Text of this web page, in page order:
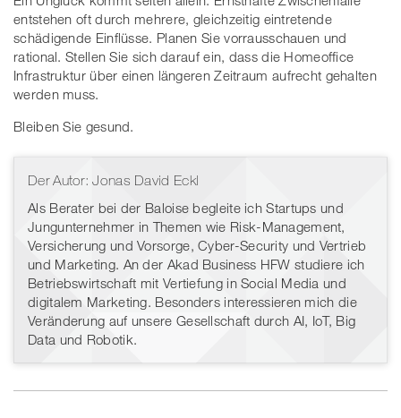
entstehen oft durch mehrere, gleichzeitig eintretende
schädigende Einflüsse. Planen Sie vorrausschauen und
rational. Stellen Sie sich darauf ein, dass die Homeoffice
Infrastruktur über einen längeren Zeitraum aufrecht gehalten
werden muss.
Bleiben Sie gesund.
Der Autor: Jonas David Eckl
Als Berater bei der Baloise begleite ich Startups und
Jungunternehmer in Themen wie Risk-Management,
Versicherung und Vorsorge, Cyber-Security und Vertrieb
und Marketing. An der Akad Business HFW studiere ich
Betriebswirtschaft mit Vertiefung in Social Media und
digitalem Marketing. Besonders interessieren mich die
Veränderung auf unsere Gesellschaft durch AI, IoT, Big
Data und Robotik.